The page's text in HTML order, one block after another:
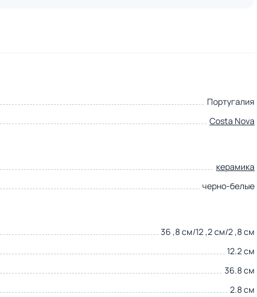
Португалия
Costa Nova
керамика
черно-белые
36 ,8 см/12 ,2 см/2 ,8 см
12.2 см
36.8 см
2.8 см